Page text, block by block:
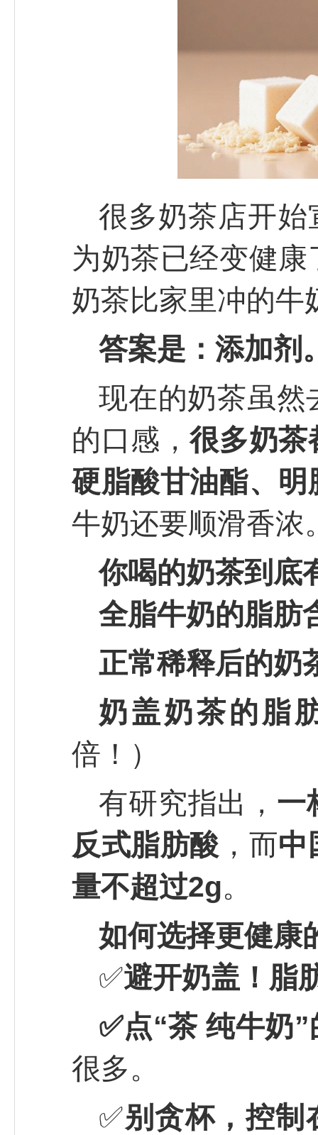
很多奶茶店开始
为奶茶已经变健
奶茶比家里冲的牛
答案是：添加剂
现在的奶茶虽然
的口感，很多奶茶
硬脂酸甘油酯、
牛奶还要顺滑香浓
你喝的奶茶到底
全脂牛奶的脂肪
正常稀释后的奶
奶盖奶茶的脂
倍！）
有研究指出， 一
反式脂肪酸 ，而中
量不超过2g。
如何选择更健康
✅避开奶盖！脂
✅点“茶 纯牛奶
很多。
✅别贪杯，控制